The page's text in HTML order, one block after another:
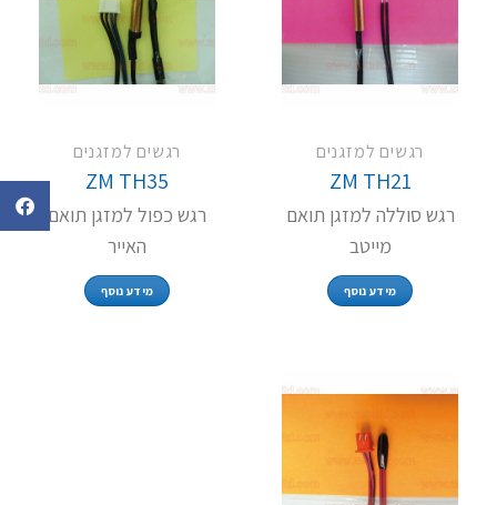
רגשים למזגנים
ZM TH21
רגש סוללה למזגן תואם
מייטב
מידע נוסף
רגשים למזגנים
ZM TH35
רגש כפול למזגן תואם
האייר
מידע נוסף